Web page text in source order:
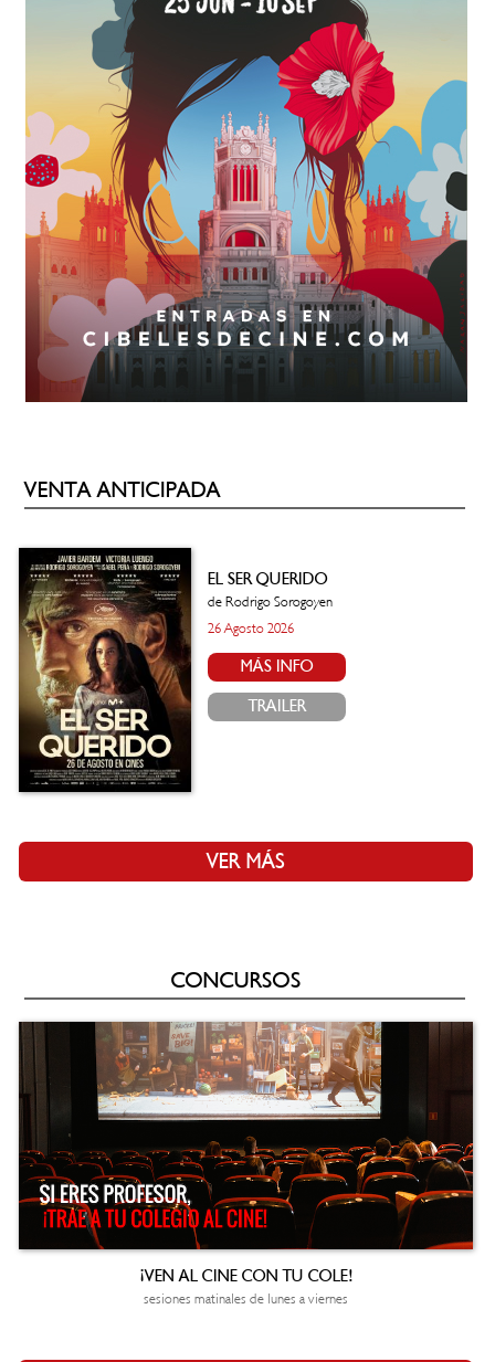
VENTA ANTICIPADA
EL SER QUERIDO
de Rodrigo Sorogoyen
26 Agosto 2026
MÁS INFO
TRAILER
VER MÁS
CONCURSOS
¡VEN AL CINE CON TU COLE!
sesiones matinales de lunes a viernes